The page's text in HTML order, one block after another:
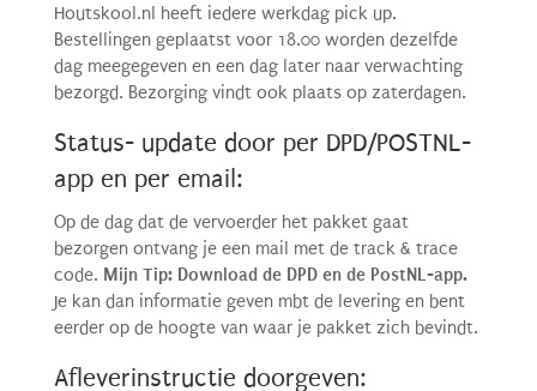
Houtskool.nl heeft iedere werkdag pick up.
Bestellingen geplaatst voor 18.00 worden dezelfde
dag meegegeven en een dag later naar verwachting
bezorgd. Bezorging vindt ook plaats op zaterdagen.
Status- update door per DPD/POSTNL-
app en per email:
Op de dag dat de vervoerder het pakket gaat
bezorgen ontvang je een mail met de track & trace
code. Mijn Tip: Download de DPD en de PostNL-app.
Je kan dan informatie geven mbt de levering en bent
eerder op de hoogte van waar je pakket zich bevindt.
Afleverinstructie doorgeven: